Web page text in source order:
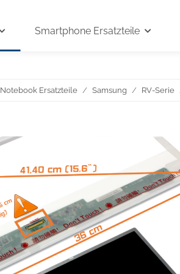
Smartphone Ersatzteile
Notebook Ersatzteile Samsung RV-Serie